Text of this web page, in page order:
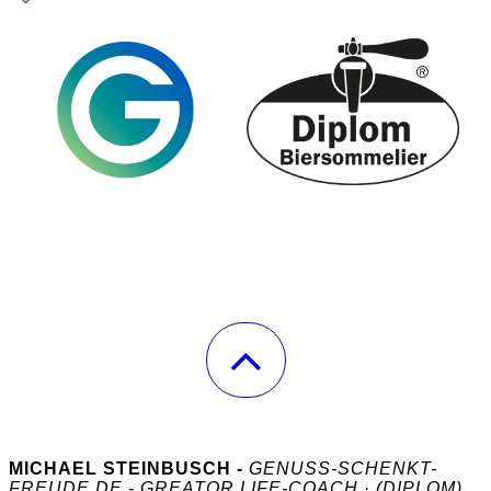
MICHAEL STEINBUSCH - GENUSS-SCHENKT-